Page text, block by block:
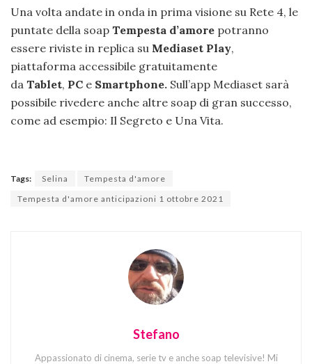
Una volta andate in onda in prima visione su Rete 4, le
puntate della soap Tempesta d’amore potranno
essere riviste in replica su Mediaset Play,
piattaforma accessibile gratuitamente
da Tablet, PC e Smartphone. Sull’app Mediaset sarà
possibile rivedere anche altre soap di gran successo,
come ad esempio: Il Segreto e Una Vita.
Tags: Selina
Tempesta d'amore
Tempesta d'amore anticipazioni 1 ottobre 2021
Stefano
Appassionato di cinema, serie tv e anche soap televisive! Mi